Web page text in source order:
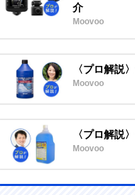
介
Moovoo
〈プロ解説
Moovoo
〈プロ解説
Moovoo